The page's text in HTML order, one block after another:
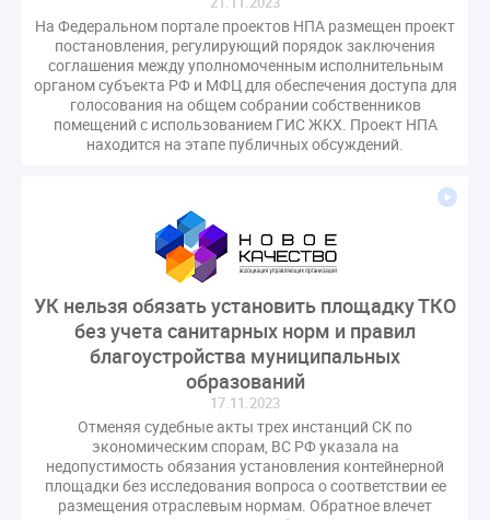
Стандарты и качество
мероприятия
налоговая реформа
общее собрание собственников
ответственность
пени по жку
перерасчет платы
тарифы
теплоснабжение
штраф
ВОК
Всероссийское совещание
Госсовет
Исследования
НДС
Общественная палата
Рабочая группа
Регулирование Персональные данные ЕГРН
СРО регулирование ГЖИ лицензирование надзор
Совет Федерации
Сотрудничество
выставка ЖКХ
запрет на уступку
запрос
инициатива
информационная система ЖКХ
контроль
круглый стол
мораторий
обсуждение
На Федеральном портале проектов НПА размещен проект
постановления, регулирующий порядок заключения
соглашения между уполномоченным исполнительным
органом субъекта РФ и МФЦ для обеспечения доступа для
голосования на общем собрании собственников
помещений с использованием ГИС ЖКХ. Проект НПА
находится на этапе публичных обсуждений.
УК нельзя обязать установить площадку ТКО
без учета санитарных норм и правил
благоустройства муниципальных
образований
17.11.2023
Отменяя судебные акты трех инстанций СК по
экономическим спорам, ВС РФ указала на
недопустимость обязания установления контейнерной
площадки без исследования вопроса о соответствии ее
размещения отраслевым нормам. Обратное влечет